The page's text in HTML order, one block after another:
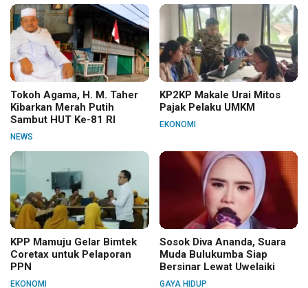
Tokoh Agama, H. M. Taher
Kibarkan Merah Putih
Sambut HUT Ke-81 RI
NEWS
KP2KP Makale Urai Mitos
Pajak Pelaku UMKM
EKONOMI
KPP Mamuju Gelar Bimtek
Coretax untuk Pelaporan
PPN
EKONOMI
Sosok Diva Ananda, Suara
Muda Bulukumba Siap
Bersinar Lewat Uwelaiki
GAYA HIDUP